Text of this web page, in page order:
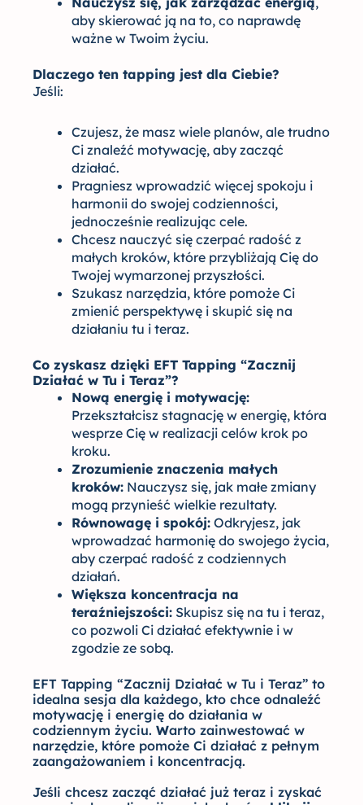
aby skierować ją na to, co naprawdę
ważne w Twoim życiu.
Dlaczego ten tapping jest dla Ciebie?
Jeśli:
Czujesz, że masz wiele planów, ale trudno
Ci znaleźć motywację, aby zacząć
działać.
Pragniesz wprowadzić więcej spokoju i
harmonii do swojej codzienności,
jednocześnie realizując cele.
Chcesz nauczyć się czerpać radość z
małych kroków, które przybliżają Cię do
Twojej wymarzonej przyszłości.
Szukasz narzędzia, które pomoże Ci
zmienić perspektywę i skupić się na
działaniu tu i teraz.
Co zyskasz dzięki EFT Tapping “Zacznij
Działać w Tu i Teraz”?
Nową energię i motywację:
Przekształcisz stagnację w energię, która
wesprze Cię w realizacji celów krok po
kroku.
Zrozumienie znaczenia małych
kroków: Nauczysz się, jak małe zmiany
mogą przynieść wielkie rezultaty.
Równowagę i spokój: Odkryjesz, jak
wprowadzać harmonię do swojego życia,
aby czerpać radość z codziennych
działań.
Większa koncentracja na
teraźniejszości: Skupisz się na tu i teraz,
co pozwoli Ci działać efektywnie i w
zgodzie ze sobą.
EFT Tapping “Zacznij Działać w Tu i Teraz” to
idealna sesja dla każdego, kto chce odnaleźć
motywację i energię do działania w
codziennym życiu. Warto zainwestować w
narzędzie, które pomoże Ci działać z pełnym
zaangażowaniem i koncentracją.
Jeśli chcesz zacząć działać już teraz i zyskać